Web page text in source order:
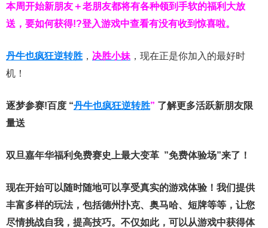
本周开始新朋友＋老朋友都将有各种领到手软的福利大放
送，要如何获得!?登入游戏中查看有没有收到惊喜啦。
丹牛也疯狂逆转胜 ， 决胜小妹 ，现在正是你加入的最好时
机！
逐梦参赛!百度 “丹牛也疯狂逆转胜” 了解更多活跃新朋友限
量送
双旦嘉年华福利免费赛史上最大变革 ”免费体验场”来了！
现在开始可以随时随地可以享受真实的游戏体验！我们提供
丰富多样的玩法，包括德州扑克、奥马哈、短牌等等，让您
尽情挑战自我，提高技巧。不仅如此， 可以从游戏中获得体